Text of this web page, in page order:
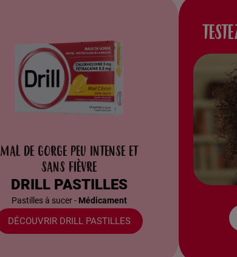
MAL DE GORGE PEU INTENSE ET
SANS FIÈVRE
DRILL PASTILLES
Pastilles à sucer - Médicament
DÉCOUVRIR DRILL PASTILLES